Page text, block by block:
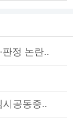
정 논란..
공동중..